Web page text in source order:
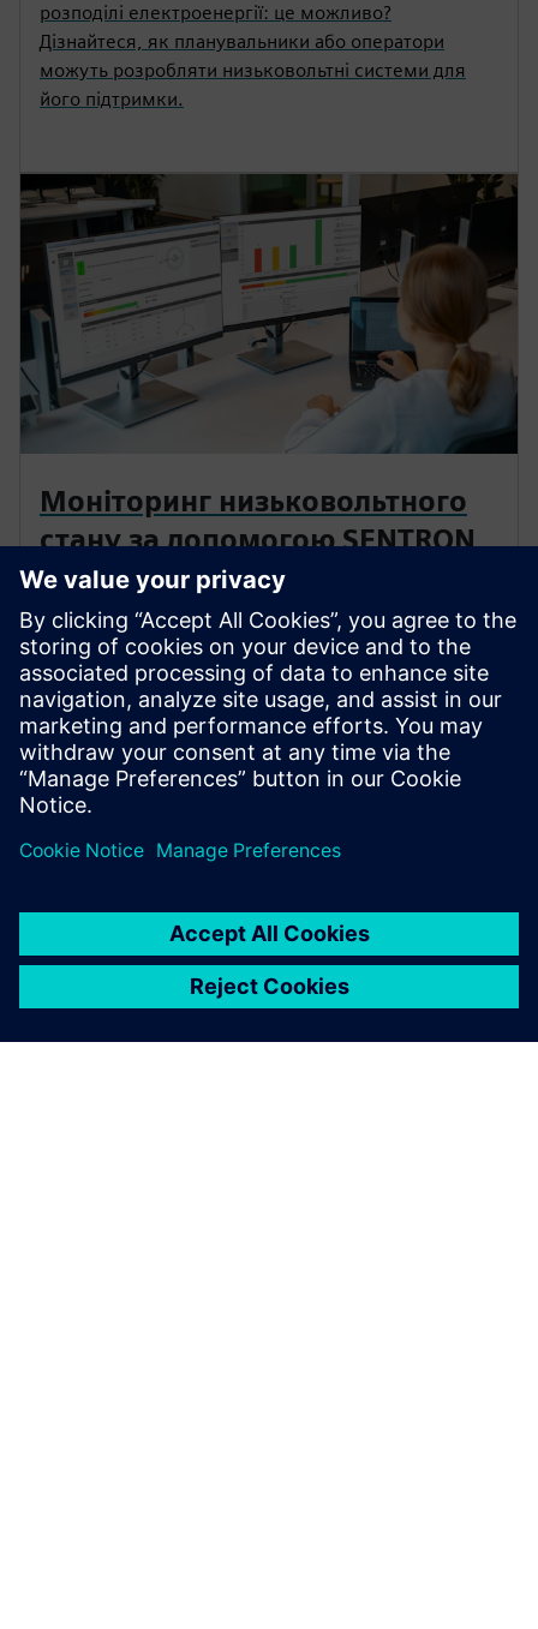
розподілі електроенергії: це можливо?
Дізнайтеся, як планувальники або оператори
можуть розробляти низьковольтні системи для
його підтримки.
Моніторинг низьковольтного
стану за допомогою SENTRON
розподілу електроенергії за допомогою SENTRON
Software — це ключ до надійного прогнозного
технічного обслуговування та уникнення дорогих
відключень.